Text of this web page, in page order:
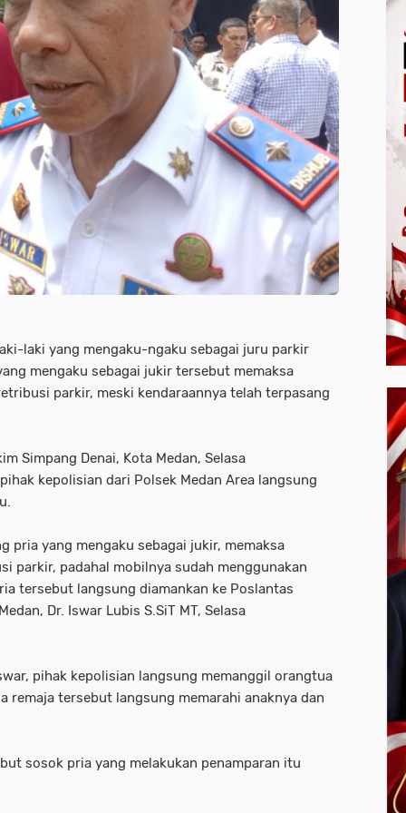
laki yang mengaku-ngaku sebagai juru parkir
mengaku sebagai jukir tersebut memaksa
parkir, meski kendaraannya telah terpasang
Simpang Denai, Kota Medan, Selasa
kepolisian dari Polsek Medan Area langsung
pria yang mengaku sebagai jukir, memaksa
parkir, padahal mobilnya sudah menggunakan
tersebut langsung diamankan ke Poslantas
Dr. Iswar Lubis S.SiT MT, Selasa
pihak kepolisian langsung memanggil orangtua
remaja tersebut langsung memarahi anaknya dan
sosok pria yang melakukan penamparan itu